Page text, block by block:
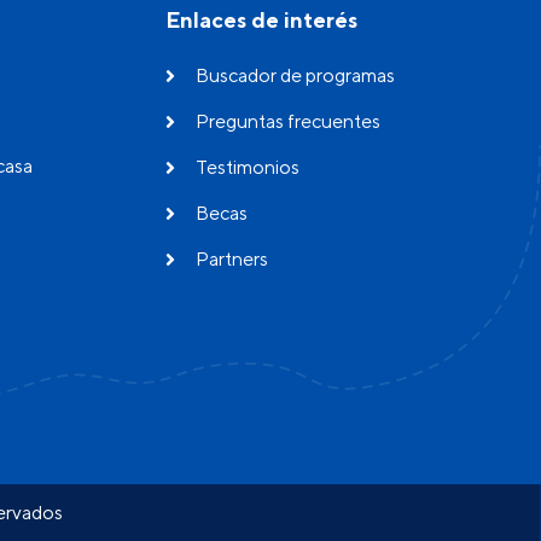
Enlaces de interés
Buscador de programas
Preguntas frecuentes
Testimonios
Becas
Partners